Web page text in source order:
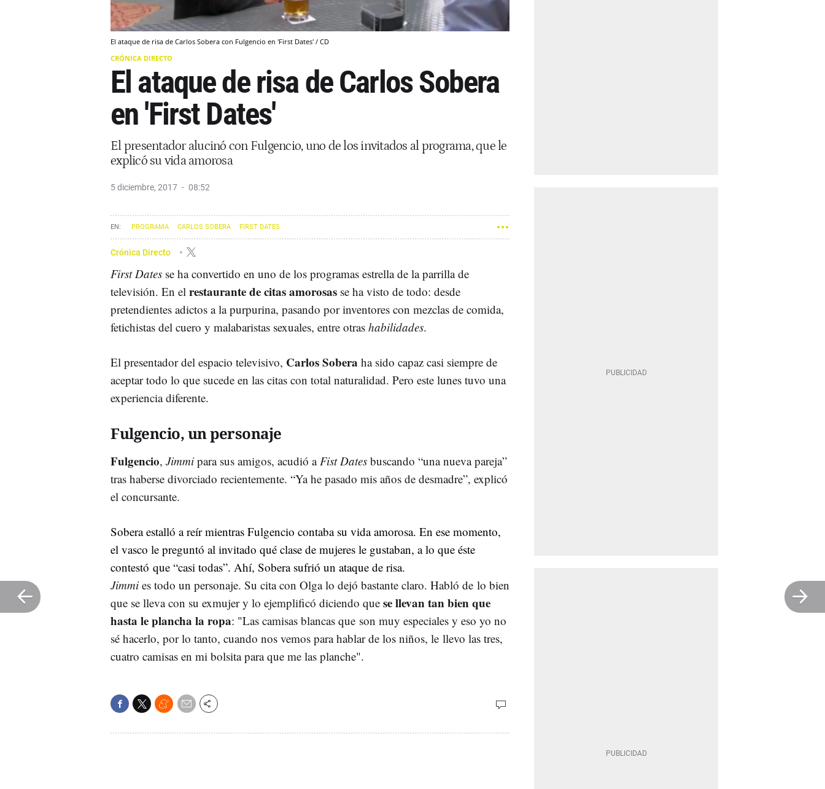
El ataque de risa de Carlos Sobera con Fulgencio en 'First Dates' / CD
CRÓNICA DIRECTO
El ataque de risa de Carlos Sobera
en 'First Dates'
El presentador alucinó con Fulgencio, uno de los invitados al programa, que le
explicó su vida amorosa
5 diciembre, 2017 08:52
PROGRAMA CARLOS SOBERA FIRST DATES
Crónica Directo
FirstDates se ha convertido en uno de los programas estrella de la parrilla de
televisión. En el restaurante de citas amorosas se ha visto de todo: desde
pretendientes adictos a la purpurina, pasando por inventores con mezclas de comida,
fetichistas del cuero y malabaristas sexuales, entre otras habilidades.
El presentador del espacio televisivo, CarlosSobera ha sido capaz casi siempre de
aceptar todo lo que sucede en las citas con total naturalidad. Pero este lunes tuvo una
experiencia diferente.
Fulgencio, un personaje
Fulgencio, Jimmi para sus amigos, acudió a FistDates buscando “una nueva pareja”
tras haberse divorciado recientemente. “Ya he pasado mis años de desmadre”, explicó
el concursante.
Soberaestalló a reír mientras Fulgencio contaba su vida amorosa. En ese momento,
el vasco le preguntó al invitado qué clase de mujeres le gustaban, a lo que éste
contestó que “casi todas”. Ahí, Soberasufrió un ataque de risa.
Jimmi es todo un personaje. Su cita con Olgalo dejó bastante claro. Habló de lo bien
que se lleva con su exmujery lo ejemplificó diciendo que se llevan tan bien que
hasta le plancha la ropa: "Las camisas blancas que son muy especiales y eso yo no
sé hacerlo, por lo tanto, cuando nos vemos para hablar de los niños, le llevo las tres,
cuatro camisas en mi bolsitapara que me las planche".